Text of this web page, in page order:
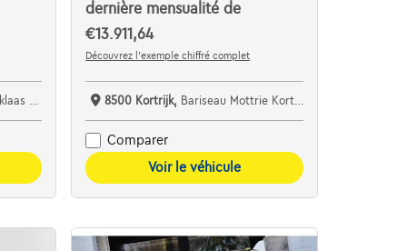
bv
dernière mensualité de
€13.911,64
Découvrez l’exemple chiffré complet
8500 Kortrijk, Bariseau Mottrie Kortrijk
Comparer
Voir le véhicule